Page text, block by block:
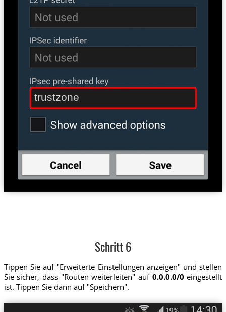
trustzone
Schritt 6
Tippen Sie auf "Erweiterte Einstellungen anzeigen" und stellen
Sie sicher, dass "Routen weiterleiten" auf 0.0.0.0/0 eingestellt
ist. Tippen Sie dann auf "Speichern".